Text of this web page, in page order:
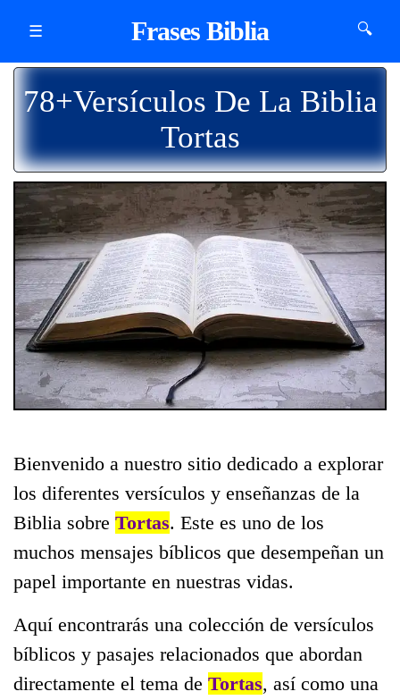
☰ Frases Biblia 🔍
78+Versículos De La Biblia
Tortas
Bienvenido a nuestro sitio dedicado a explorar
los diferentes versículos y enseñanzas de la
Biblia sobre Tortas. Este es uno de los
muchos mensajes bíblicos que desempeñan un
papel importante en nuestras vidas.
Aquí encontrarás una colección de versículos
bíblicos y pasajes relacionados que abordan
directamente el tema de Tortas, así como una